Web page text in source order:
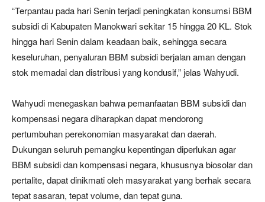
“Terpantau pada hari Senin terjadi peningkatan konsumsi BBM
subsidi di Kabupaten Manokwari sekitar 15 hingga 20 KL. Stok
hingga hari Senin dalam keadaan baik, sehingga secara
keseluruhan, penyaluran BBM subsidi berjalan aman dengan
stok memadai dan distribusi yang kondusif,” jelas Wahyudi.
Wahyudi menegaskan bahwa pemanfaatan BBM subsidi dan
kompensasi negara diharapkan dapat mendorong
pertumbuhan perekonomian masyarakat dan daerah.
Dukungan seluruh pemangku kepentingan diperlukan agar
BBM subsidi dan kompensasi negara, khususnya biosolar dan
pertalite, dapat dinikmati oleh masyarakat yang berhak secara
tepat sasaran, tepat volume, dan tepat guna.